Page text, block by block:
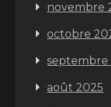
novembre
octobre
septembre
août 2025